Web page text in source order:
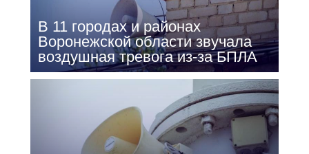
В 11 городах и районах
Воронежской области звучала
воздушная тревога из-за БПЛА